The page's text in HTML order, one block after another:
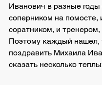
Иванович в разные
соперником на помосте,
соратником, и
Поэтому каждый нашел,
поздравить Михаила
сказать несколько